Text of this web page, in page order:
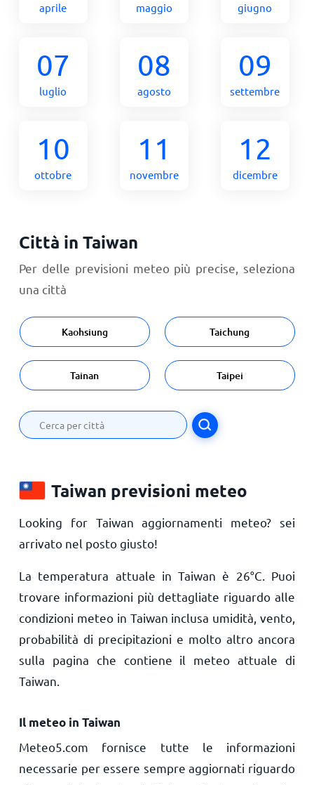
aprile maggio giugno
07
luglio
08
agosto
09
settembre
10
ottobre
11
novembre
12
dicembre
Città in Taiwan
Per delle previsioni meteo più precise, seleziona
una città
Kaohsiung Taichung
Tainan Taipei
Taiwan previsioni meteo
Looking for Taiwan aggiornamenti meteo? sei
arrivato nel posto giusto!
La temperatura attuale in Taiwan è 26°C . Puoi
trovare informazioni più dettagliate riguardo alle
condizioni meteo in Taiwan inclusa umidità, vento,
probabilità di precipitazioni e molto altro ancora
sulla pagina che contiene il meteo attuale di
Taiwan.
Il meteo in Taiwan
Meteo5.com fornisce tutte le informazioni
necessarie per essere sempre aggiornati riguardo